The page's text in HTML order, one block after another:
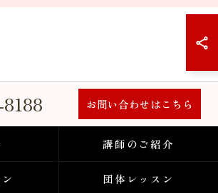
お問い合わせはこちら
講師のご紹介
団体レッスン